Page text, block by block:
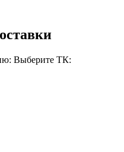
Выберите ТК: